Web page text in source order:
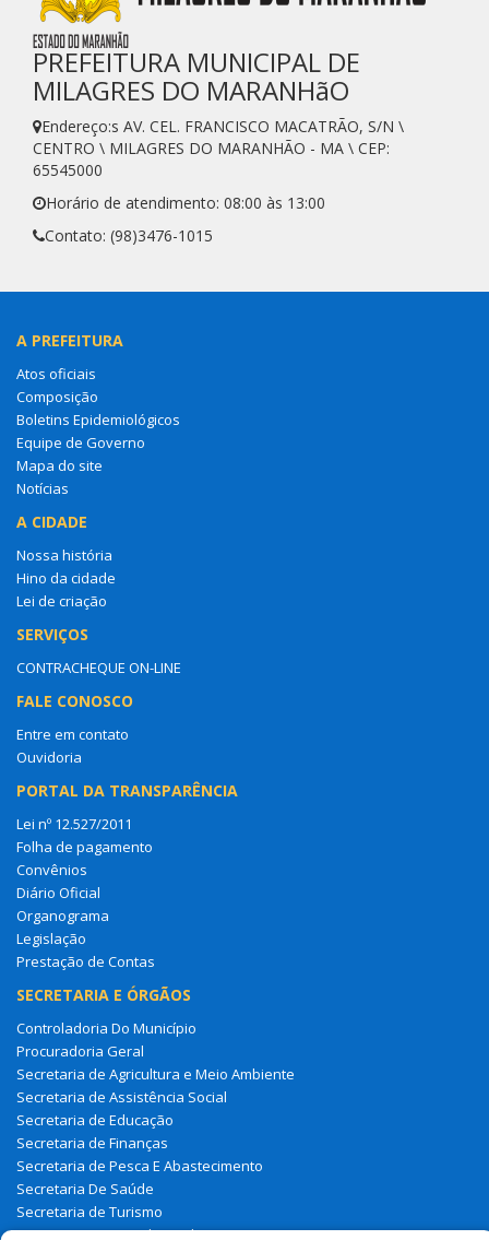
PREFEITURA MUNICIPAL DE
MILAGRES DO MARANHãO
Endereço:s AV. CEL. FRANCISCO MACATRÃO, S/N \
CENTRO \ MILAGRES DO MARANHÃO - MA \ CEP:
65545000
Horário de atendimento: 08:00 às 13:00
Contato: (98)3476-1015
A PREFEITURA
Atos oficiais
Composição
Boletins Epidemiológicos
Equipe de Governo
Mapa do site
Notícias
A CIDADE
Nossa história
Hino da cidade
Lei de criação
SERVIÇOS
CONTRACHEQUE ON-LINE
FALE CONOSCO
Entre em contato
Ouvidoria
PORTAL DA TRANSPARÊNCIA
Lei nº 12.527/2011
Folha de pagamento
Convênios
Diário Oficial
Organograma
Legislação
Prestação de Contas
SECRETARIA E ÓRGÃOS
Controladoria Do Município
Procuradoria Geral
Secretaria de Agricultura e Meio Ambiente
Secretaria de Assistência Social
Secretaria de Educação
Secretaria de Finanças
Secretaria de Pesca E Abastecimento
Secretaria De Saúde
Secretaria de Turismo
Secretaria Municipal De Administração